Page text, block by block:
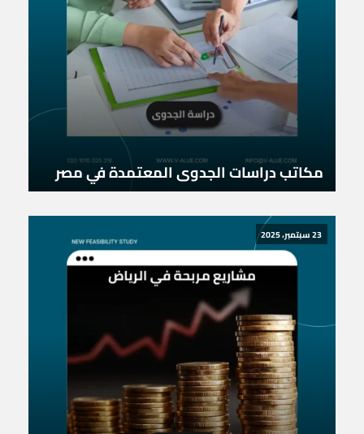
مكاتب دراسات الجدوى المعتمدة في مصر
23 سبتمبر، 2025